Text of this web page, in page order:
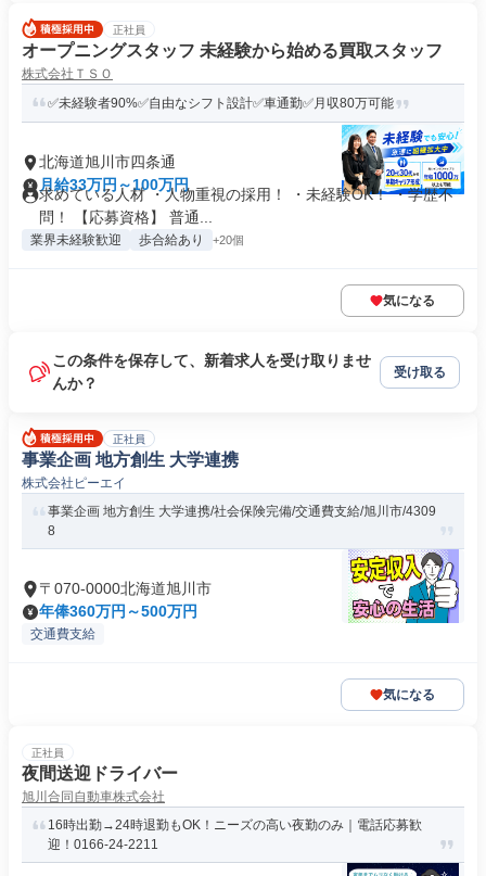
正社員
オープニングスタッフ 未経験から始める買取スタッフ
株式会社ＴＳＯ
✅未経験者90%✅自由なシフト設計✅車通勤✅月収80万可能
北海道旭川市四条通
月給33万円～100万円
求めている人材 ・人物重視の採用！ ・未経験OK！ ・学歴不
問！ 【応募資格】 普通...
業界未経験歓迎 歩合給あり +20個
気になる
この条件を保存して、新着求人を受け取りませ
んか？
受け取る
正社員
事業企画 地方創生 大学連携
株式会社ピーエイ
事業企画 地方創生 大学連携/社会保険完備/交通費支給/旭川市/4309
8
〒070-0000北海道旭川市
年俸360万円～500万円
交通費支給
気になる
正社員
夜間送迎ドライバー
旭川合同自動車株式会社
16時出勤→24時退勤もOK！ニーズの高い夜勤のみ｜電話応募歓
迎！0166-24-2211